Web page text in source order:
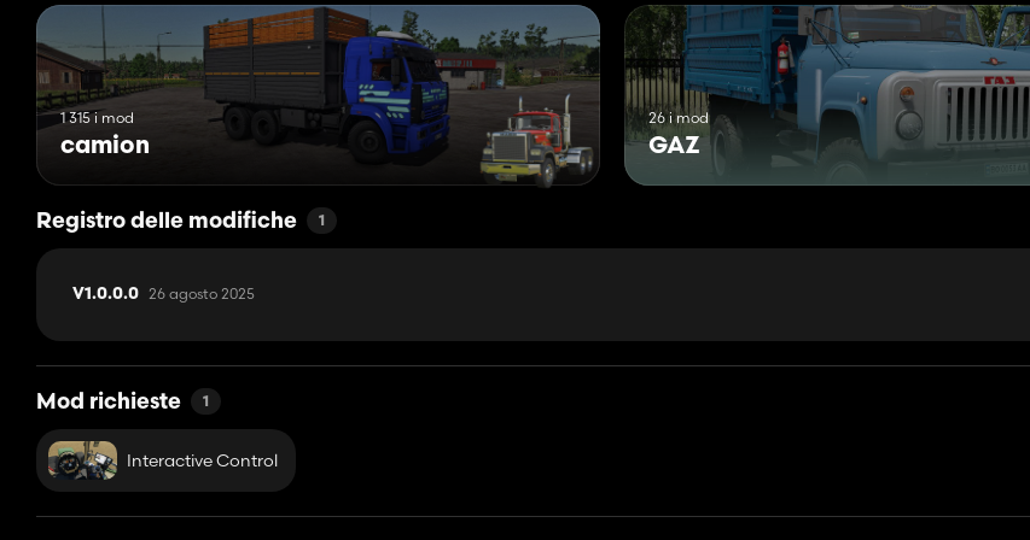
1 315 i mod
camion
26 i mod
GAZ
Registro delle modifiche 1
V1.0.0.0 26 agosto 2025
Mod richieste 1
Interactive Control